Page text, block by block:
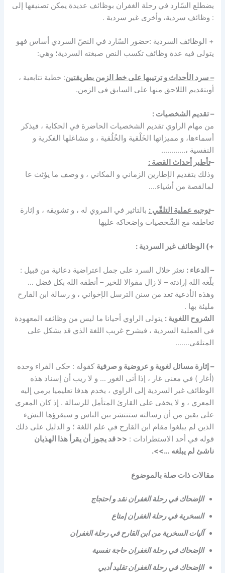
يضطلع السّارد في رحلة الغفران بوظائف عديدة يمكن تصنيفها إلى
: وظائف سردية، وأخرى غير سردية .
+ الوظائف السردية :حضور السّارد في النصّ السردي أساس فهو
يتولى فيه عدة وظائف تكسب النص صبغته السردية؛ وهي:
– سرد الأحداث و ترتيبها على خط الزمن بطريقتين: خطية تتابعية ،
أوبتقديم الللاحق منها على السابق في الزمن.
– تقديم الشخصيات :
من مهام الراوي تقديم الشخصيات الحاضرة في الحكاية ، فيذكر
أسماءها، و مميزاتها الخَلْقية والخُلُقية ، و مشاغلها الفكرية و
النفسية ،…………
–تأطير أحداث القصة :
وذلك بتقديم الإطارين الزماني و المكاني ، و وصف ما يؤثث عا
لمالقصة من أشياء….
–توجيه عملية التلقّي : بالتاثير في المروي له ، و تشويقه ، و إثارة
تعاطفه مع الشّخصيات وإضحاكه عليها
+) الوظائف غير السردية :
– الدعاء : نعثر خلال السرد على جمل اعتراضية دعائية من قبيل :
بلّغه الله إرادته – لا زال مقوالا للخير – أنطقه الله بكل فضل …
وهذه الأدعية تعد من سنن الترسل الإخواني ، و رسالة ابن القارح
مليئة بها .
الشروح اللغوية : يتولى الراوي أحيانا ما ليس من وظائفه المعهودة
في العملية السردية ، فيشرح غريب اللغة الذي قد يشكل على
المتلقي…….
– إثارة مسائل لغوية و عروضية و صرفية كقوله : حكى الفراء وحده
(أغار ) في معنى غار ، إذا أتى الغور … و لا ريب أن إسناد هذه
الوظائف غير السردية إلى الراوي ، يخدم هدفا تعليميا يرمي إليه
المعري ، و لا يخفى على القارئ المتأمل للرسالة . إذ كان المعري
على يقين من أن رسالته ستنتشر بين الناس و سيقرؤها النشء
الذين لم يبلغوا مقام ابن القارح في علم اللغة ؛ و الدليل على ذلك
قوله في أحد الاستطرادات : << قد يجوز أن يقرأ هذا الهذيان
ناشئ لم يبلغه …>>.
مقالات ذات صلة بالموضوع
الإضحاك في رحلة الغفران نقد و احتجاج
السخرية في رحلة الغفران إمتاع
آليات السخرية من ابن القارح في رحلة الغفران
الإضحاك في رحلة الغفران حاجة نفسية
الإضحاك في رحلة الغفران تقليد أدبي